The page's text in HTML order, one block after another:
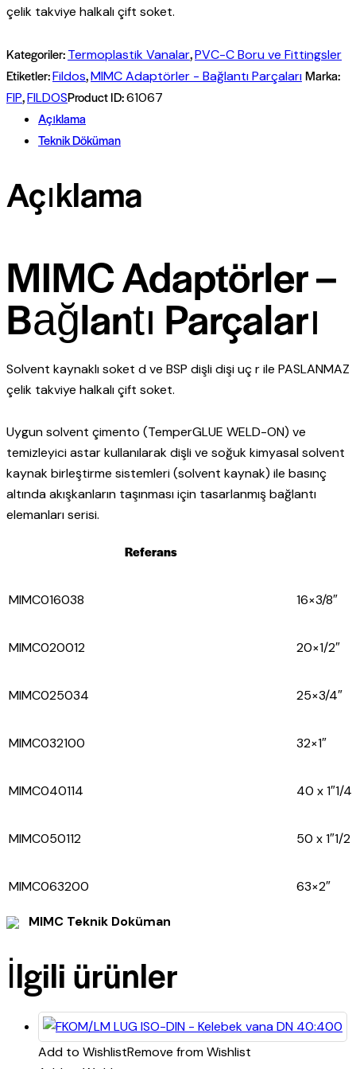
çelik takviye halkalı çift soket.
Kategoriler:Termoplastik Vanalar,PVC-C Boru ve Fittingsler
Etiketler:Fildos,MIMC Adaptörler - Bağlantı ParçalarıMarka:
FIP,FILDOSProduct ID:61067
Açıklama
Teknik Döküman
Açıklama
MIMC Adaptörler –
Bağlantı Parçaları
Solvent kaynaklı soket d ve BSP dişli dişi uç r ile PASLANMAZ
çelik takviye halkalı çift soket.
Uygun solvent çimento (TemperGLUE WELD-ON) ve
temizleyici astar kullanılarak dişli ve soğuk kimyasal solvent
kaynak birleştirme sistemleri (solvent kaynak) ile basınç
altında akışkanların taşınması için tasarlanmış bağlantı
elemanları serisi.
Referans
MIMC016038 16×3/8″
MIMC020012 20×1/2″
MIMC025034 25×3/4″
MIMC032100 32×1″
MIMC040114 40 x 1″1/4
MIMC050112 50 x 1″1/2
MIMC063200 63×2″
MIMC Teknik Doküman
İlgili ürünler
Add to WishlistRemove from Wishlist